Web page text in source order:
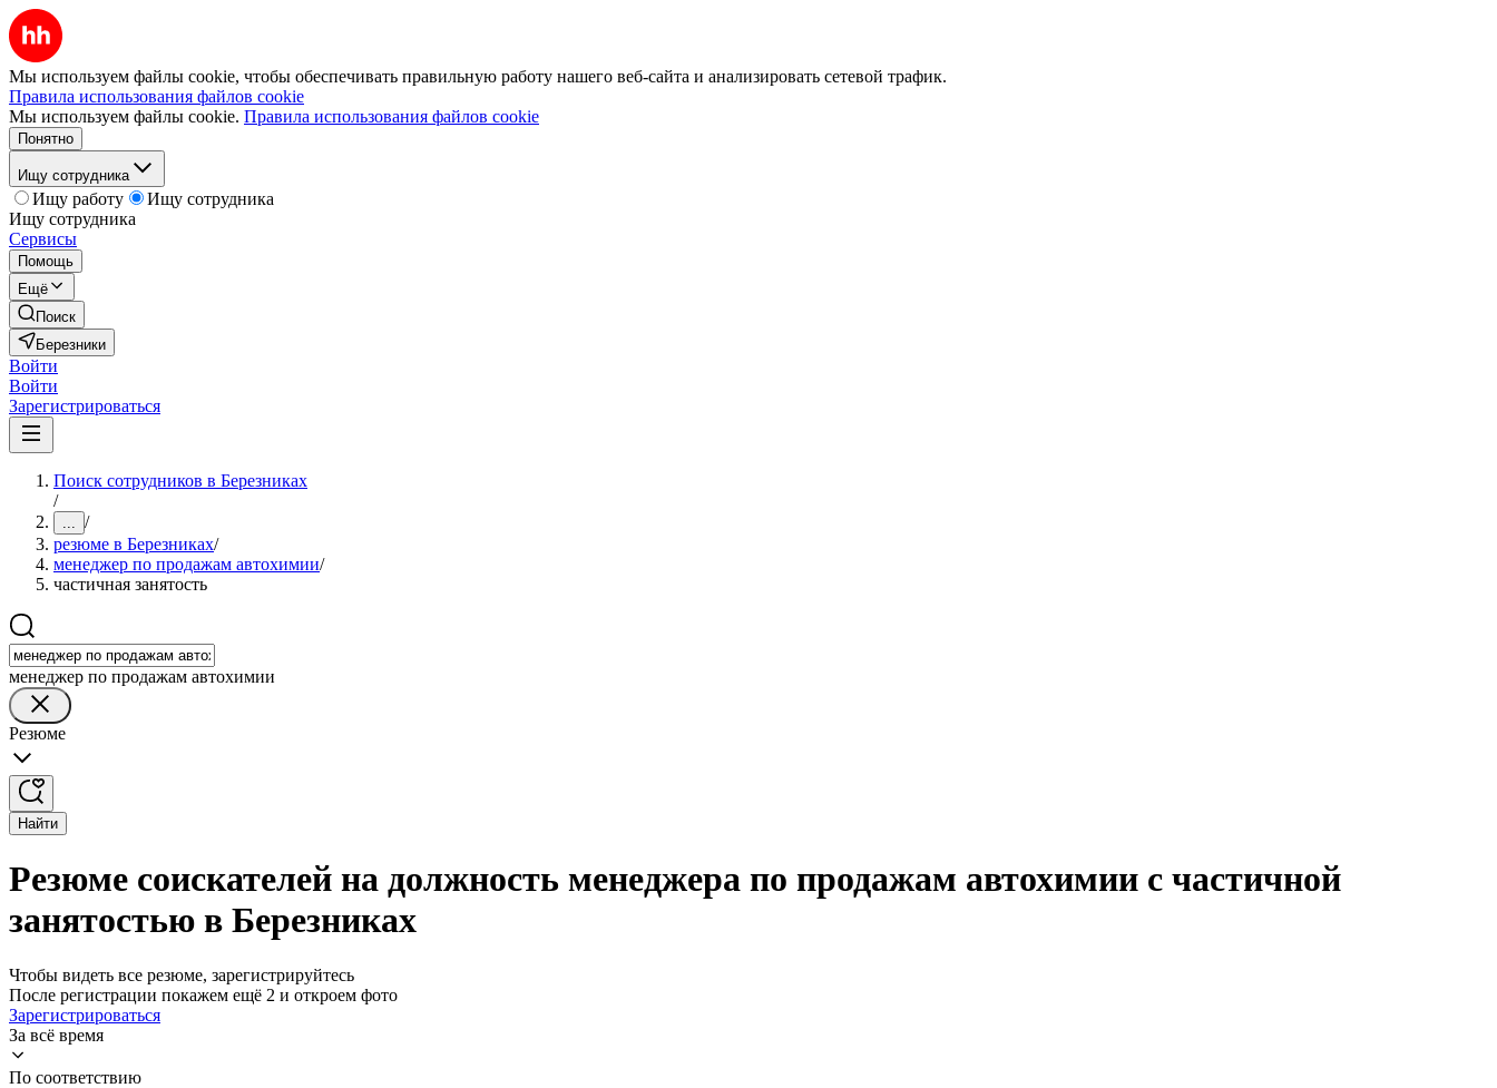
Мы используем файлы cookie, чтобы обеспечивать правильную работу нашего веб-сайта и анализировать сетевой трафик.
Правила использования файлов cookie
Мы используем файлы cookie. Правила использования файлов cookie
Понятно
Ищу сотрудника
Ищу работу
Ищу сотрудника
Ищу сотрудника
Сервисы
Помощь
Ещё
Поиск
Березники
Войти
Войти
Зарегистрироваться
Поиск сотрудников в Березниках
/
... /
резюме в Березниках/
менеджер по продажам автохимии/
частичная занятость
менеджер по продажам автохимии
Резюме
Найти
Резюме соискателей на должность менеджера по продажам автохимии с частичной
занятостью в Березниках
Чтобы видеть все резюме, зарегистрируйтесь
После регистрации покажем ещё 2 и откроем фото
Зарегистрироваться
За всё время
По соответствию